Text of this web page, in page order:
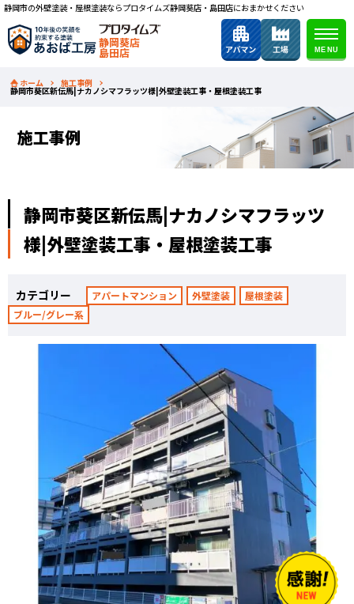
静岡市の外壁塗装・屋根塗装ならプロタイムズ静岡葵店・島田店におまかせください
静岡葵店
島田店
ホーム 施工事例
静岡市葵区新伝馬|ナカノシマフラッツ様|外壁塗装工事・屋根塗装工事
施工事例
静岡市葵区新伝馬|ナカノシマフラッツ
様|外壁塗装工事・屋根塗装工事
カテゴリー アパートマンション 外壁塗装
屋根塗装
ブルー/グレー系